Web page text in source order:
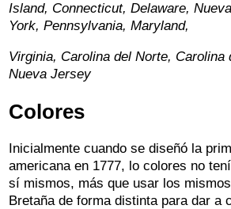
Island, Connecticut, Delaware, Nueva
York, Pennsylvania, Maryland,
Virginia, Carolina del Norte, Carolina
Nueva Jersey
Colores
Inicialmente cuando se diseñó la
americana en 1777, lo colores no
sí mismos, más que usar los
Bretaña de forma distinta para dar a